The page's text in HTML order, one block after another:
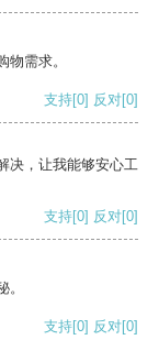
需求。
支持[0] 反对[0]
决，让我能够安心工
支持[0] 反对[0]
支持[0] 反对[0]